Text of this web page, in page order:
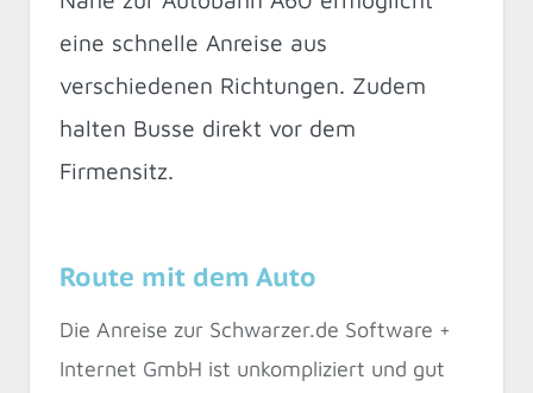
eine schnelle Anreise aus
verschiedenen Richtungen. Zudem
halten Busse direkt vor dem
Firmensitz.
Route mit dem Auto
Die Anreise zur Schwarzer.de Software +
Internet GmbH ist unkompliziert und gut